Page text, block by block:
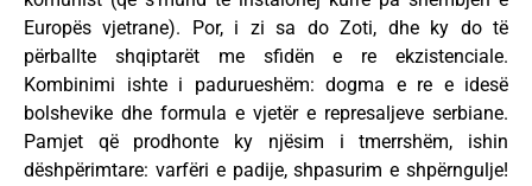
Europës vjetrane). Por, i zi sa do Zoti, dhe ky do të
përballte shqiptarët me sfidën e re ekzistenciale.
Kombinimi ishte i padurueshëm: dogma e re e idesë
bolshevike dhe formula e vjetër e represaljeve serbiane.
Pamjet që prodhonte ky njësim i tmerrshëm, ishin
dëshpërimtare: varfëri e padije, shpasurim e shpërngulje!